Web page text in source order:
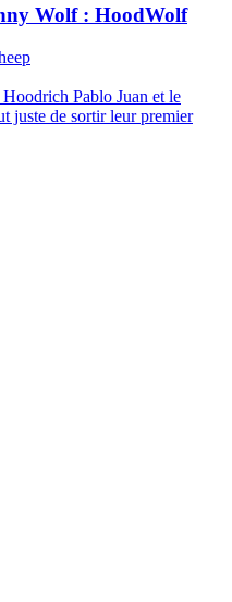
Wolf : HoodWolf
Pablo Juan et le
juste de sortir leur premier